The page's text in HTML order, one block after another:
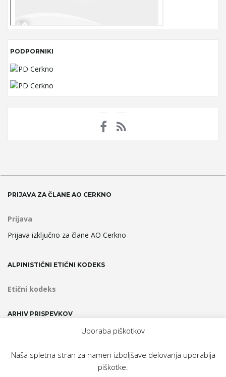
PODPORNIKI
PRIJAVA ZA ČLANE AO CERKNO
Prijava
Prijava izključno za člane AO Cerkno
ALPINISTIČNI ETIČNI KODEKS
Etični kodeks
ARHIV PRISPEVKOV
O Odseku
Uporaba piškotkov
Naša spletna stran za namen izboljšave delovanja uporablja
piškotke.